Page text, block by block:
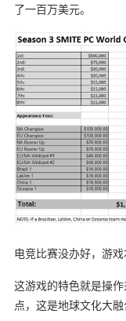
了一百万美元。
电竞比赛没办好，游戏
这游戏的特色就是操
点，这是地球文化大融